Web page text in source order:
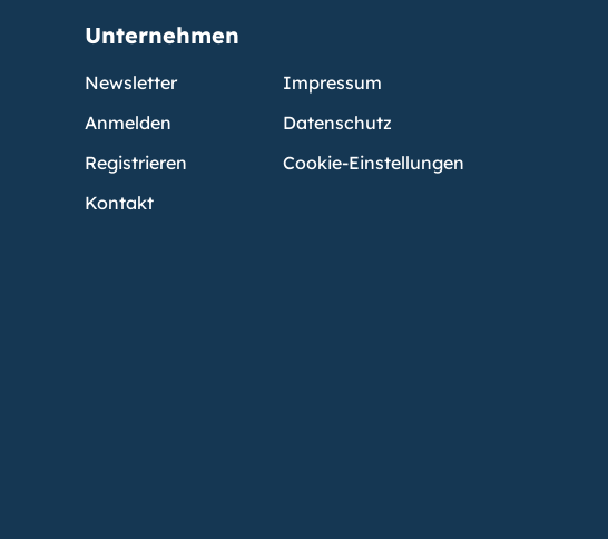
Unternehmen
Newsletter
Anmelden
Registrieren
Kontakt
Impressum
Datenschutz
Cookie-Einstellungen